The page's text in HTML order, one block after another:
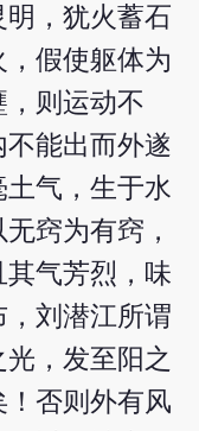
，犹火蓄石
假使躯体为
则运动不
能出而外遂
气，生于水
窍为有窍，
气芳烈，味
刘潜江所谓
，发至阳之
否则外有风